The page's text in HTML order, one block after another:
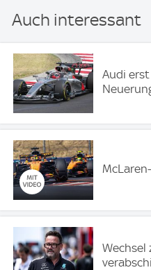
Auch interessant
Audi
Wechsel